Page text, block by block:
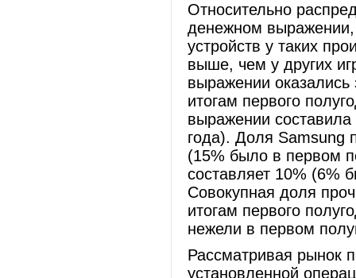
Относительно
денежном выражении,
устройств у таких
выше, чем у других
выражении
итогам первого
выражении
года). Доля Samsung
(15% было в первом
составляет 10% (6%
Совокупная доля
итогам первого
нежели в первом
Рассматривая рынок
установленной